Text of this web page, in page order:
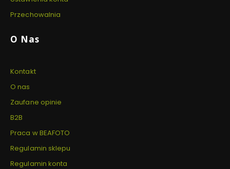
Przechowalnia
O Nas
Kontakt
O nas
Zaufane opinie
B2B
Praca w BEAFOTO
Regulamin sklepu
Regulamin konta